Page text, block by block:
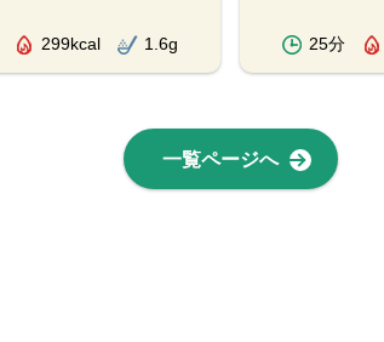
299kcal 1.6g 25分
一覧ページへ